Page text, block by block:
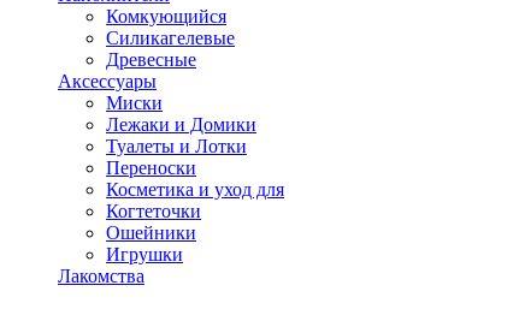
Комкующийся
Силикагелевые
Древесные
Аксессуары
Миски
Лежаки и Домики
Туалеты и Лотки
Переноски
Косметика и уход для
Когтеточки
Ошейники
Игрушки
Лакомства